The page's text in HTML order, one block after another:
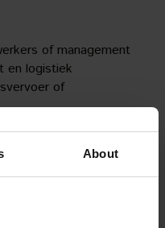
About
of management
en logistiek
of
en goed onderhouden. Je